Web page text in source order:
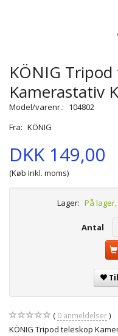
KÖNIG
Kamerastativ
Model/varenr.: 104802
Fra: KÖNIG
DKK 149,00
(Køb Inkl. moms)
Lager: På
Antal
0 anmeldelser
KÖNIG Tripod teleskop